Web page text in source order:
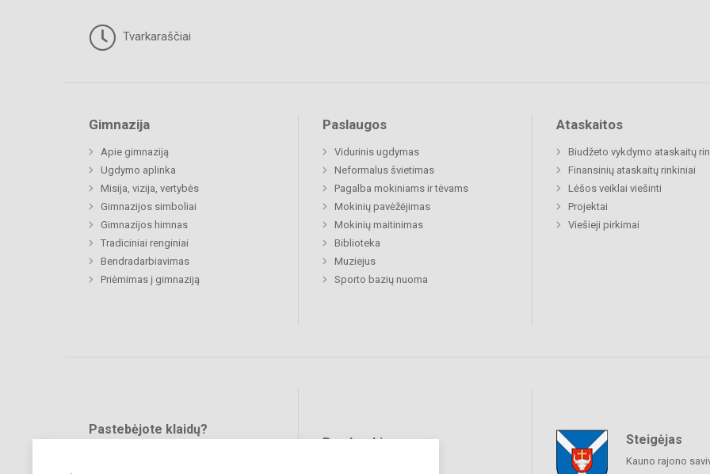
Tvarkaraščiai
Gimnazija
Apie gimnaziją
Ugdymo aplinka
Misija, vizija, vertybės
Gimnazijos simboliai
Gimnazijos himnas
Tradiciniai renginiai
Bendradarbiavimas
Priėmimas į gimnaziją
Paslaugos
Vidurinis ugdymas
Neformalus švietimas
Pagalba mokiniams ir tėvams
Mokinių pavėžėjimas
Mokinių maitinimas
Biblioteka
Muziejus
Sporto bazių nuoma
Ataskaitos
Biudžeto vykdymo ataskaitų
Finansinių ataskaitų rinkiniai
Lėšos veiklai viešinti
Projektai
Viešieji pirkimai
Pastebėjote klaidų?
Bendraukime Steigėjas
Kauno rajono